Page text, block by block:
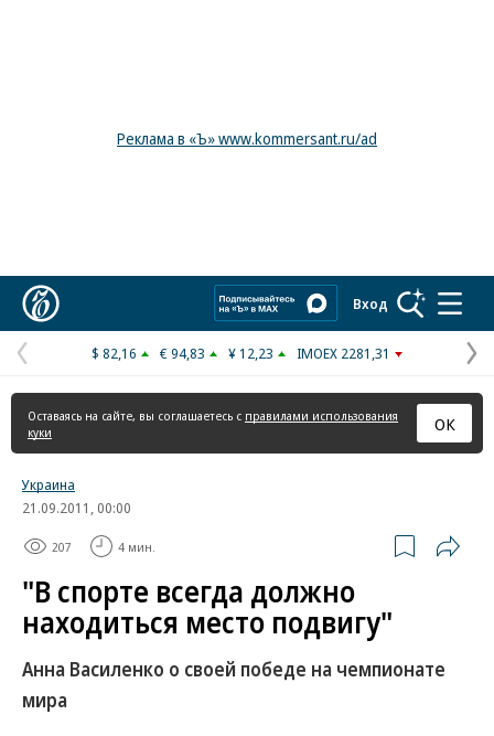
Реклама в «Ъ» www.kommersant.ru/ad
Вход
Предыдущая
страница
$ 82,16 € 94,83 ¥ 12,23 IMOEX 2281,31
Оставаясь на сайте, вы соглашаетесь с правилами использования
куки
ОК
Украина
21.09.2011, 00:00
207 4 мин.
"В спорте всегда должно
находиться место подвигу"
Анна Василенко о своей победе на чемпионате
мира